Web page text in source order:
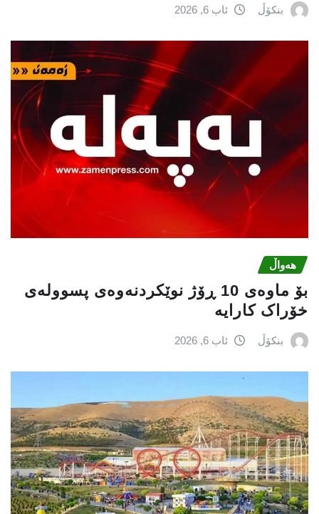
بنکۆڵ ئاب 6, 2026
هەواڵ
بۆ ماوەی 10 ڕۆژ نوێکردنەوەی پسوولەی
خۆراک کارایە
بنکۆڵ ئاب 6, 2026